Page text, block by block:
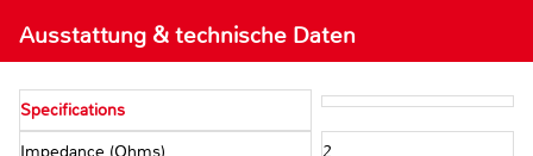
Ausstattung & technische Daten
Specifications